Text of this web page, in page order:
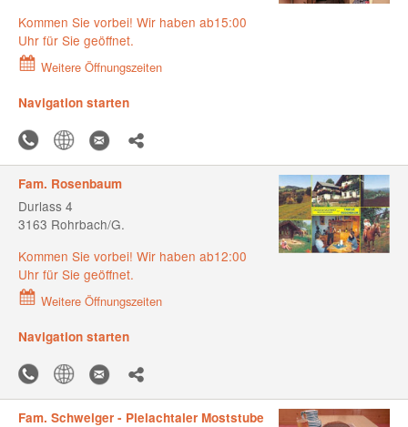
Kommen Sie vorbei! Wir haben ab15:00
Uhr für Sie geöffnet.
Weitere Öffnungszeiten
Navigation starten
Fam. Rosenbaum
Durlass 4
3163 Rohrbach/G.
Kommen Sie vorbei! Wir haben ab12:00
Uhr für Sie geöffnet.
Weitere Öffnungszeiten
Navigation starten
Fam. Schweiger - Pielachtaler Moststube